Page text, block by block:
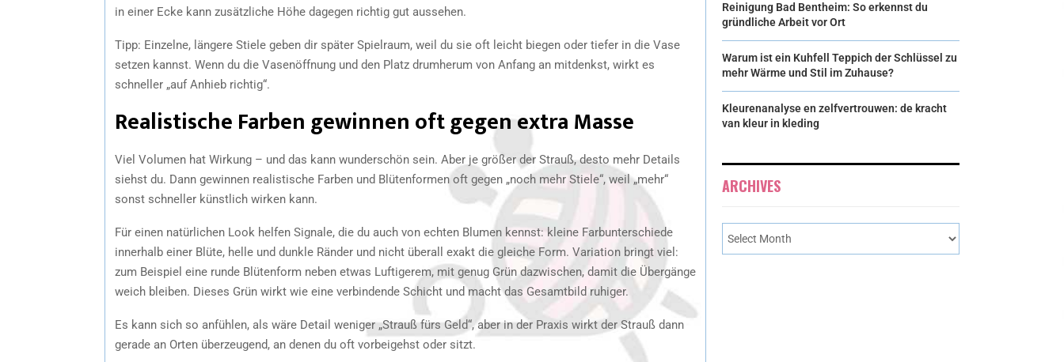
in einer Ecke kann zusätzliche Höhe dagegen richtig gut aussehen.
Tipp: Einzelne, längere Stiele geben dir später Spielraum, weil du sie oft leicht biegen oder tiefer in die Vase
setzen kannst. Wenn du die Vasenöffnung und den Platz drumherum von Anfang an mitdenkst, wirkt es
schneller „auf Anhieb richtig“.
Realistische Farben gewinnen oft gegen extra Masse
Viel Volumen hat Wirkung – und das kann wunderschön sein. Aber je größer der Strauß, desto mehr Details
siehst du. Dann gewinnen realistische Farben und Blütenformen oft gegen „noch mehr Stiele“, weil „mehr“
sonst schneller künstlich wirken kann.
Für einen natürlichen Look helfen Signale, die du auch von echten Blumen kennst: kleine Farbunterschiede
innerhalb einer Blüte, helle und dunkle Ränder und nicht überall exakt die gleiche Form. Variation bringt viel:
zum Beispiel eine runde Blütenform neben etwas Luftigerem, mit genug Grün dazwischen, damit die Übergänge
weich bleiben. Dieses Grün wirkt wie eine verbindende Schicht und macht das Gesamtbild ruhiger.
Es kann sich so anfühlen, als wäre Detail weniger „Strauß fürs Geld“, aber in der Praxis wirkt der Strauß dann
gerade an Orten überzeugend, an denen du oft vorbeigehst oder sitzt.
Reinigung Bad Bentheim: So erkennst du
gründliche Arbeit vor Ort
Warum ist ein Kuhfell Teppich der Schlüssel zu
mehr Wärme und Stil im Zuhause?
Kleurenanalyse en zelfvertrouwen: de kracht
van kleur in kleding
ARCHIVES